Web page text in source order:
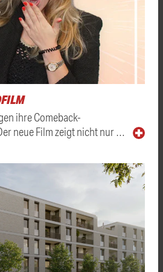
ihre Comeback-
neue Film zeigt nicht nur …